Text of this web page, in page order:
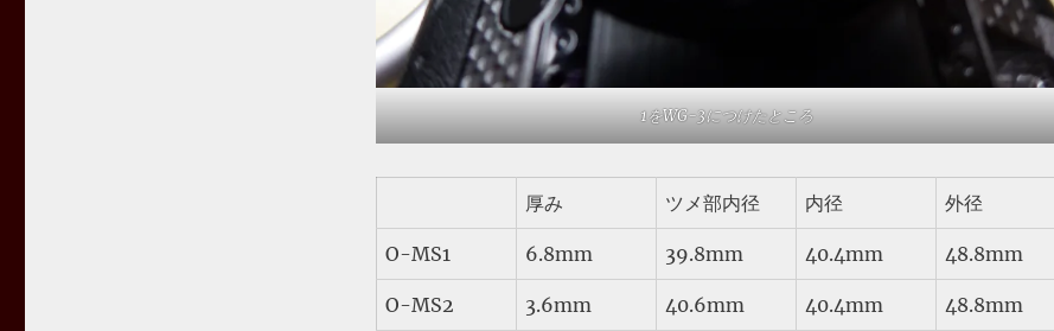
1をWG-3につけたところ
厚み ツメ部内径 内径 外径
O-MS1 6.8mm 39.8mm 40.4mm 48.8mm
O-MS2 3.6mm 40.6mm 40.4mm 48.8mm